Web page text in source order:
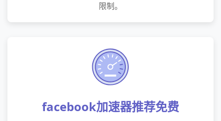
限制。
facebook加速器推荐免费